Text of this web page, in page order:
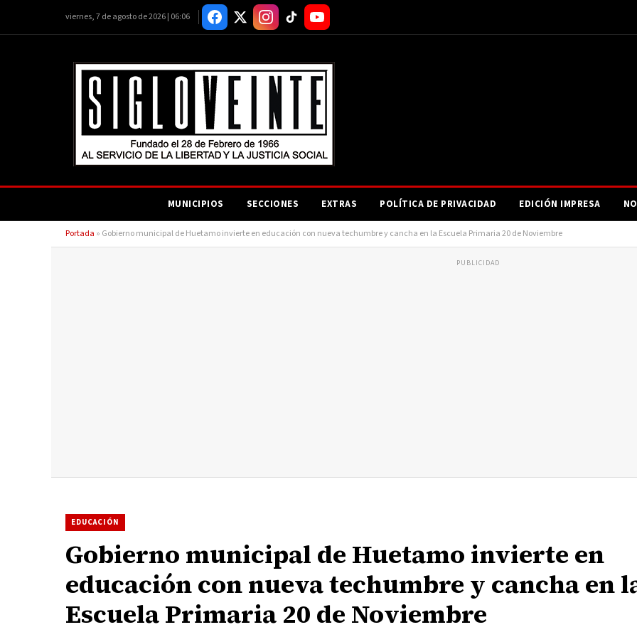
viernes, 7 de agosto de 2026 | 06:06
MUNICIPIOS SECCIONES EXTRAS POLÍTICA DE PRIVACIDAD EDICIÓN IMPRESA
Portada » Gobierno municipal de Huetamo invierte en educación con nueva techumbre y cancha en la Escuela Primaria 20 de Noviembre
PUBLICIDAD
EDUCACIÓN
Gobierno municipal de Huetamo invierte en
educación con nueva techumbre y cancha en
Escuela Primaria 20 de Noviembre